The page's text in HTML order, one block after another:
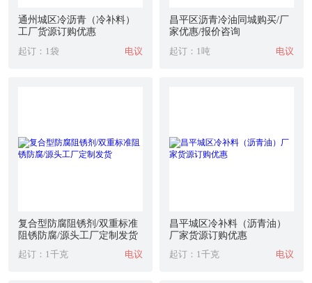
通州城区冷沥青（冷补料）
工厂货源订购优惠
起订：1袋 电议
昌平区沥青冷油同城购买/厂
家优惠/报价咨询
起订：1吨 电议
复合型防腐阻锈剂/双重标准
阻锈防腐/源头工厂定制发货
起订：1千克 电议
昌平城区冷补料（沥青油）
厂家货源订购优惠
起订：1千克 电议